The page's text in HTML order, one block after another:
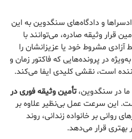
و دادگاه‌های سنگدوین به این
قرار وثیقه صادره، می‌توانند با
آزادی مشروط خود یا عزیزانشان را
در پرونده‌هایی که فاکتور زمان و
است، نقشی کلیدی ایفا می‌کند.
ما در سنگدوین،تأمین وثیقه فوری در
این سرعت عمل بی‌نظیر علاوه بر
بر خانواده زندانی، روند
بهتری قرار می‌دهد.